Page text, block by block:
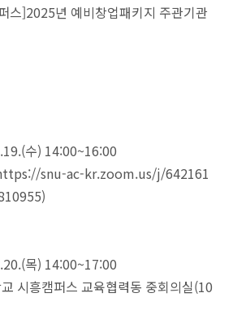
스]2025년 예비창업패키지 주관기관
수) 14:00~16:00
snu-ac-kr.zoom.us/j/642161
목) 14:00~17:00
시흥캠퍼스 교육협력동 중회의실(10